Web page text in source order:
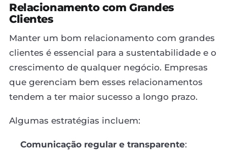
Relacionamento com Grandes
Clientes
Manter um bom relacionamento com grandes
clientes é essencial para a sustentabilidade e o
crescimento de qualquer negócio. Empresas
que gerenciam bem esses relacionamentos
tendem a ter maior sucesso a longo prazo.
Algumas estratégias incluem:
Comunicação regular e transparente: